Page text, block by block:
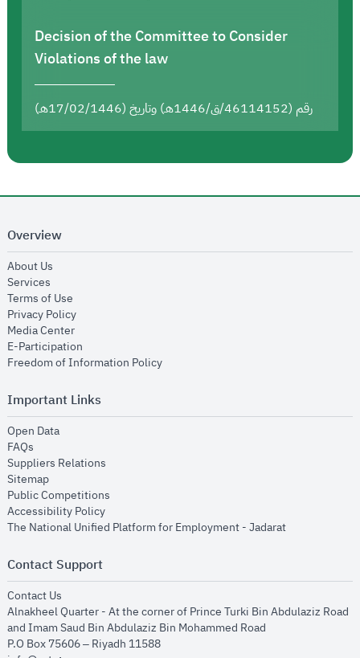
Decision of the Committee to Consider
Violations of the law
رقم (46114152/ق/1446هـ) وتاريخ (17/02/1446هـ)
Overview
About Us
Services
Terms of Use
Privacy Policyopens in new window
Media Centeropens in new window
E-Participation
Freedom of Information Policyopens in new window
Important Links
Open Dataopens in new window
FAQs
Suppliers Relations
Sitemapopens in new window
Public Competitions
Accessibility Policyopens in new window
The National Unified Platform for Employment - Jadaratopens in new
Contact Support
Contact Us
Alnakheel Quarter - At the corner of Prince Turki Bin Abdulaziz Road
and Imam Saud Bin Abdulaziz Bin Mohammed Road​
P.O Box 75606 – Riyadh 11588